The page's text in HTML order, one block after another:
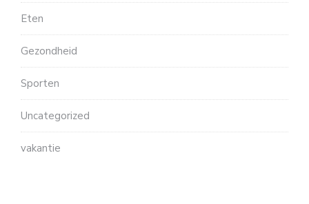
Eten
Gezondheid
Sporten
Uncategorized
vakantie